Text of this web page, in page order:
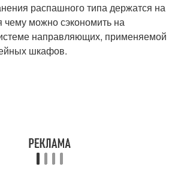
распашного типа держатся на
чему можно сэкономить на
направляющих, применяемой
шкафов.